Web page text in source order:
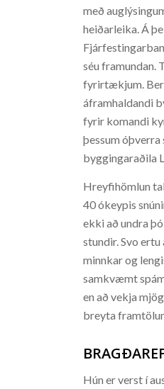
með
heiðarleika. Á
séu framundan.
fyrirtækjum.
áframhaldandi
fyrir komandi
þessum
byggingaraðila
Hreyfihömlun
40 ókeypis
ekki að undra
stundir. Svo
minnkar og
samkvæmt
en að vekja
breyta
Hún er verst í